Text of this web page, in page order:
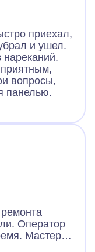
приехал,
и ушел.
нареканий.
вопросы,
панелью.
Оператор
Мастер